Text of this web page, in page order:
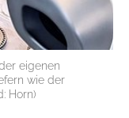
eigenen
wie der
Horn)